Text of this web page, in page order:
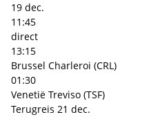
19 dec.
11:45
direct
13:15
Brussel Charleroi (CRL)
01:30
Venetië Treviso (TSF)
Terugreis 21 dec.